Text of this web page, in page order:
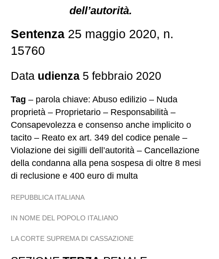
dell’autorità.
Sentenza 25 maggio 2020, n.
15760
Data udienza 5 febbraio 2020
Tag – parola chiave: Abuso edilizio – Nuda
proprietà – Proprietario – Responsabilità –
Consapevolezza e consenso anche implicito o
tacito – Reato ex art. 349 del codice penale –
Violazione dei sigilli dell’autorità – Cancellazione
della condanna alla pena sospesa di oltre 8 mesi
di reclusione e 400 euro di multa
REPUBBLICA ITALIANA
IN NOME DEL POPOLO ITALIANO
LA CORTE SUPREMA DI CASSAZIONE